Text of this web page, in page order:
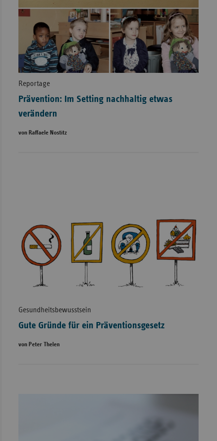
Reportage
Prävention: Im Setting nachhaltig etwas
verändern
von Raffaele Nostitz
Gesundheitsbewusstsein
Gute Gründe für ein Präventionsgesetz
von Peter Thelen